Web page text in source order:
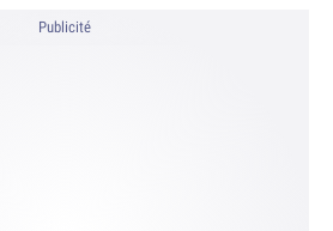
Publicité